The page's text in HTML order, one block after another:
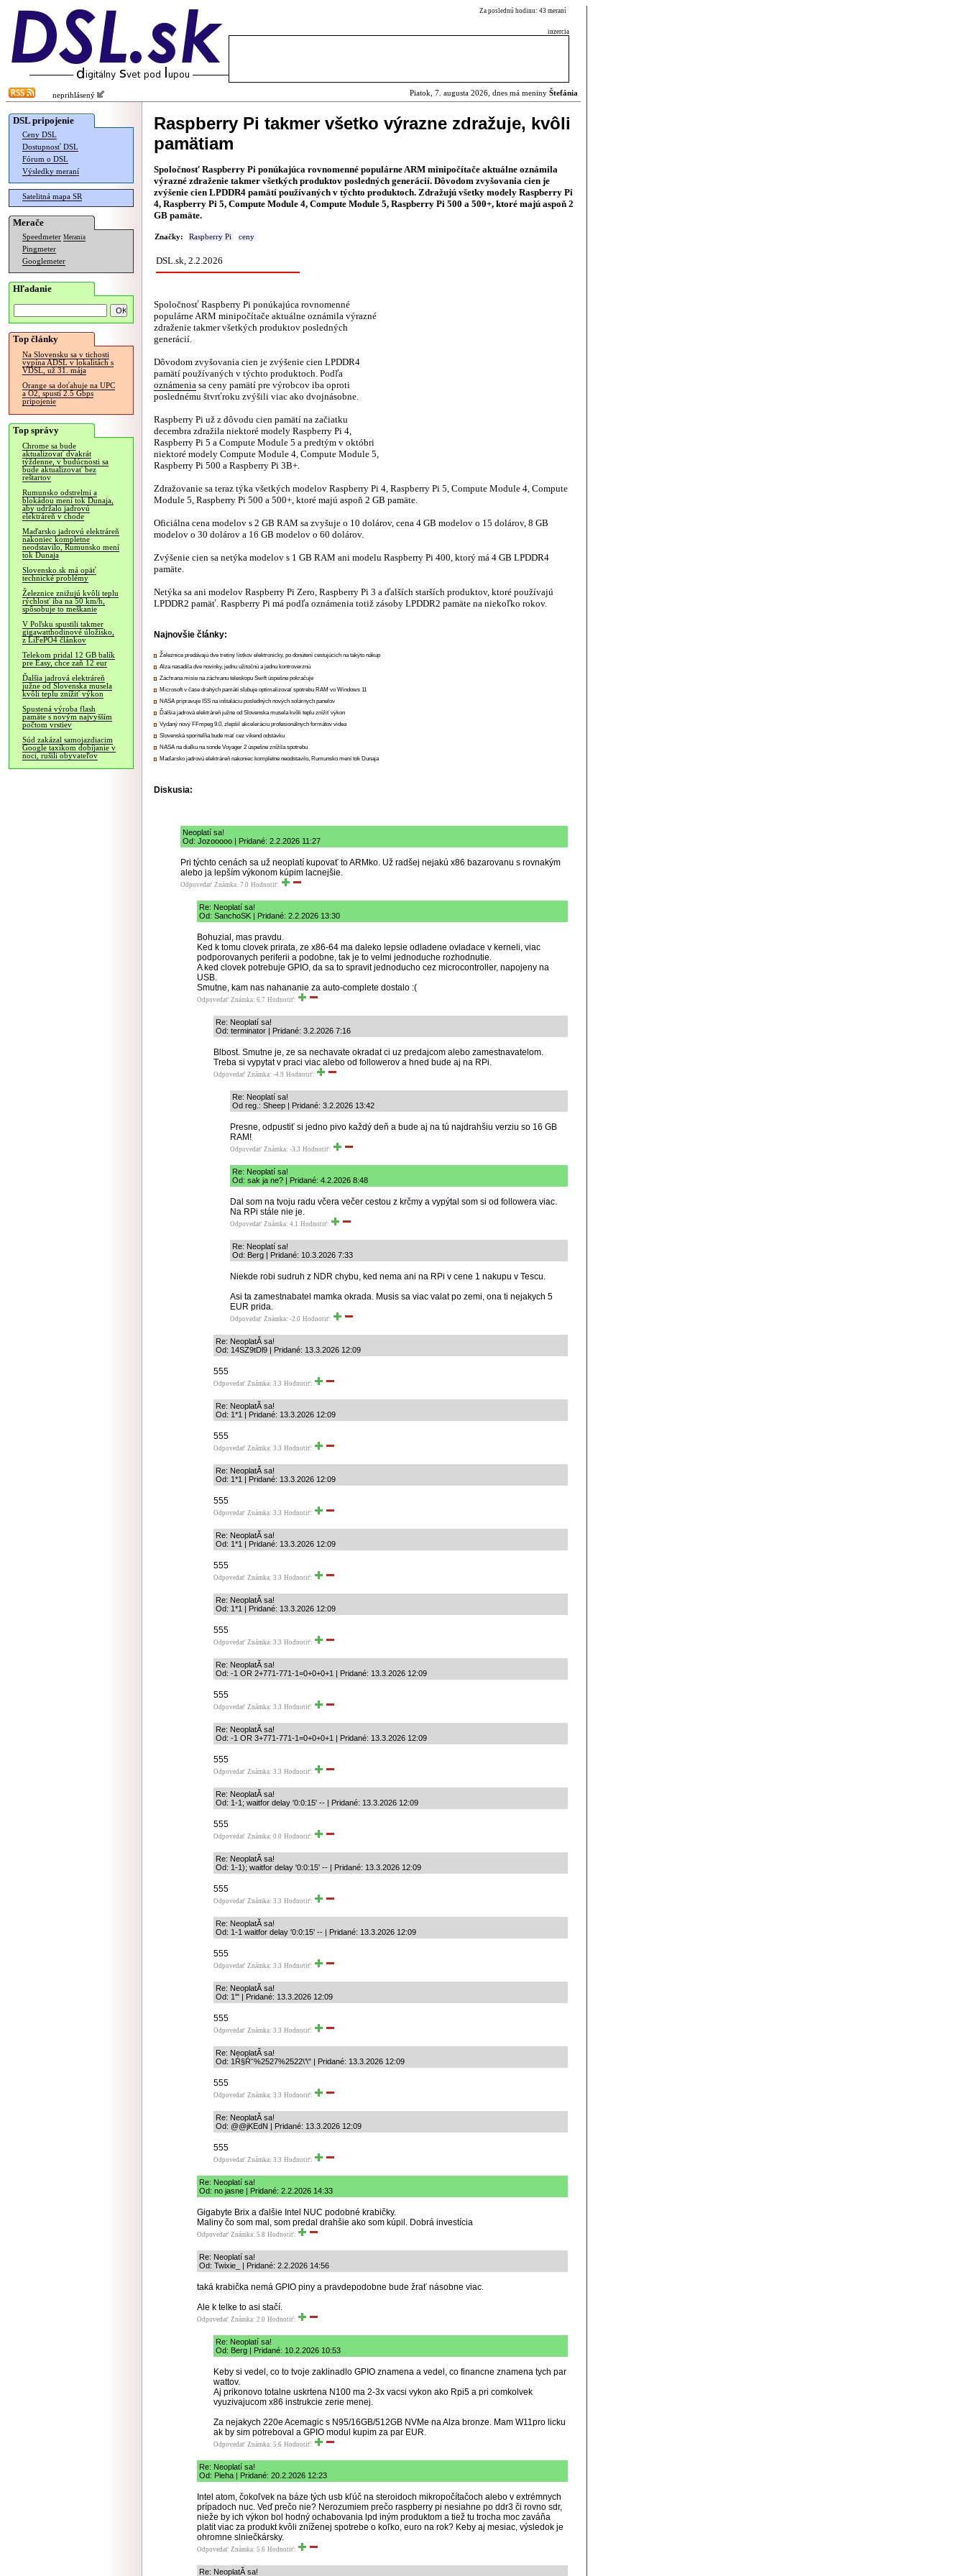
Za poslednú hodinu: 43 meraní
inzercia
neprihlásený Piatok, 7. augusta 2026, dnes má meniny Štefánia
DSL pripojenie
Ceny DSL
Dostupnosť DSL
Fórum o DSL
Výsledky meraní
Satelitná mapa SR
Merače
Speedmeter Merania
Pingmeter
Googlemeter
Hľadanie
Top články
Na Slovensku sa v tichosti
vypína ADSL v lokalitách s
VDSL, už 31. mája
Orange sa doťahuje na UPC
a O2, spustí 2.5 Gbps
pripojenie
Top správy
Chrome sa bude
aktualizovať dvakrát
týždenne, v budúcnosti sa
bude aktualizovať bez
reštartov
Rumunsko odstrelmi a
blokádou mení tok Dunaja,
aby udržalo jadrovú
elektráreň v chode
Maďarsko jadrovú elektráreň
nakoniec kompletne
neodstavilo, Rumunsko mení
tok Dunaja
Slovensko.sk má opäť
technické problémy
Železnice znižujú kvôli teplu
rýchlosť iba na 50 km/h,
spôsobuje to meškanie
V Poľsku spustili takmer
gigawatthodinové úložisko,
z LiFePO4 článkov
Telekom pridal 12 GB balík
pre Easy, chce zaň 12 eur
Ďalšia jadrová elektráreň
južne od Slovenska musela
kvôli teplu znížiť výkon
Spustená výroba flash
pamäte s novým najvyšším
počtom vrstiev
Súd zakázal samojazdiacim
Google taxíkom dobíjanie v
noci, rušili obyvateľov
Raspberry Pi takmer všetko výrazne zdražuje, kvôli
pamätiam
Spoločnosť Raspberry Pi ponúkajúca rovnomenné populárne ARM minipočítače aktuálne oznámila
výrazné zdraženie takmer všetkých produktov posledných generácií. Dôvodom zvyšovania cien je
zvýšenie cien LPDDR4 pamätí používaných v týchto produktoch. Zdražujú všetky modely Raspberry Pi
4, Raspberry Pi 5, Compute Module 4, Compute Module 5, Raspberry Pi 500 a 500+, ktoré majú aspoň 2
GB pamäte.
Značky: Raspberry Pi ceny
DSL.sk, 2.2.2026
Spoločnosť Raspberry Pi ponúkajúca rovnomenné
populárne ARM minipočítače aktuálne oznámila výrazné
zdraženie takmer všetkých produktov posledných
generácií.
Dôvodom zvyšovania cien je zvýšenie cien LPDDR4
pamätí používaných v týchto produktoch. Podľa
oznámenia sa ceny pamätí pre výrobcov iba oproti
poslednému štvrťroku zvýšili viac ako dvojnásobne.
Raspberry Pi už z dôvodu cien pamätí na začiatku
decembra zdražila niektoré modely Raspberry Pi 4,
Raspberry Pi 5 a Compute Module 5 a predtým v októbri
niektoré modely Compute Module 4, Compute Module 5,
Raspberry Pi 500 a Raspberry Pi 3B+.
Zdražovanie sa teraz týka všetkých modelov Raspberry Pi 4, Raspberry Pi 5, Compute Module 4, Compute
Module 5, Raspberry Pi 500 a 500+, ktoré majú aspoň 2 GB pamäte.
Oficiálna cena modelov s 2 GB RAM sa zvyšuje o 10 dolárov, cena 4 GB modelov o 15 dolárov, 8 GB
modelov o 30 dolárov a 16 GB modelov o 60 dolárov.
Zvýšenie cien sa netýka modelov s 1 GB RAM ani modelu Raspberry Pi 400, ktorý má 4 GB LPDDR4
pamäte.
Netýka sa ani modelov Raspberry Pi Zero, Raspberry Pi 3 a ďalších starších produktov, ktoré používajú
LPDDR2 pamäť. Raspberry Pi má podľa oznámenia totiž zásoby LPDDR2 pamäte na niekoľko rokov.
Najnovšie články:
Železnice predávajú dve tretiny lístkov elektronicky, po donútení cestujúcich na takýto nákup
Alza nasadila dve novinky, jednu užitočnú a jednu kontroverznú
Záchrana misie na záchranu teleskopu Swift úspešne pokračuje
Microsoft v čase drahých pamätí sľubuje optimalizovať spotrebu RAM vo Windows 11
NASA pripravuje ISS na inštaláciu posledných nových solárnych panelov
Ďalšia jadrová elektráreň južne od Slovenska musela kvôli teplu znížiť výkon
Vydaný nový FFmpeg 9.0, zlepšil akceleráciu profesionálnych formátov videa
Slovenská sporiteľňa bude mať cez víkend odstávku
NASA na diaľku na sonde Voyager 2 úspešne znížila spotrebu
Maďarsko jadrovú elektráreň nakoniec kompletne neodstavilo, Rumunsko mení tok Dunaja
Diskusia:
Neoplatí sa!
Od: Jozooooo | Pridané: 2.2.2026 11:27
Pri týchto cenách sa už neoplatí kupovať to ARMko. Už radšej nejakú x86 bazarovanu s rovnakým
alebo ja lepším výkonom kúpim lacnejšie.
Odpovedať Známka: 7.0 Hodnotiť:
Re: Neoplatí sa!
Od: SanchoSK | Pridané: 2.2.2026 13:30
Bohuzial, mas pravdu.
Ked k tomu clovek prirata, ze x86-64 ma daleko lepsie odladene ovladace v kerneli, viac
podporovanych periferii a podobne, tak je to velmi jednoduche rozhodnutie.
A ked clovek potrebuje GPIO, da sa to spravit jednoducho cez microcontroller, napojeny na
USB.
Smutne, kam nas nahananie za auto-complete dostalo :(
Odpovedať Známka: 6.7 Hodnotiť:
Re: Neoplatí sa!
Od: terminator | Pridané: 3.2.2026 7:16
Blbost. Smutne je, ze sa nechavate okradat ci uz predajcom alebo zamestnavatelom.
Treba si vypytat v praci viac alebo od followerov a hned bude aj na RPi.
Odpovedať Známka: -4.9 Hodnotiť:
Re: Neoplatí sa!
Od reg.: Sheep | Pridané: 3.2.2026 13:42
Presne, odpustiť si jedno pivo každý deň a bude aj na tú najdrahšiu verziu so 16 GB
RAM!
Odpovedať Známka: -3.3 Hodnotiť:
Re: Neoplatí sa!
Od: sak ja ne? | Pridané: 4.2.2026 8:48
Dal som na tvoju radu včera večer cestou z krčmy a vypýtal som si od followera viac.
Na RPi stále nie je.
Odpovedať Známka: 4.1 Hodnotiť:
Re: Neoplatí sa!
Od: Berg | Pridané: 10.3.2026 7:33
Niekde robi sudruh z NDR chybu, ked nema ani na RPi v cene 1 nakupu v Tescu.
Asi ta zamestnabatel mamka okrada. Musis sa viac valat po zemi, ona ti nejakych 5
EUR prida.
Odpovedať Známka: -2.0 Hodnotiť:
Re: NeoplatĂ­ sa!
Od: 14SZ9tDl9 | Pridané: 13.3.2026 12:09
555
Odpovedať Známka: 3.3 Hodnotiť:
Re: NeoplatĂ­ sa!
Od: 1*1 | Pridané: 13.3.2026 12:09
555
Odpovedať Známka: 3.3 Hodnotiť:
Re: NeoplatĂ­ sa!
Od: 1*1 | Pridané: 13.3.2026 12:09
555
Odpovedať Známka: 3.3 Hodnotiť:
Re: NeoplatĂ­ sa!
Od: 1*1 | Pridané: 13.3.2026 12:09
555
Odpovedať Známka: 3.3 Hodnotiť:
Re: NeoplatĂ­ sa!
Od: 1*1 | Pridané: 13.3.2026 12:09
555
Odpovedať Známka: 3.3 Hodnotiť:
Re: NeoplatĂ­ sa!
Od: -1 OR 2+771-771-1=0+0+0+1 | Pridané: 13.3.2026 12:09
555
Odpovedať Známka: 3.3 Hodnotiť:
Re: NeoplatĂ­ sa!
Od: -1 OR 3+771-771-1=0+0+0+1 | Pridané: 13.3.2026 12:09
555
Odpovedať Známka: 3.3 Hodnotiť:
Re: NeoplatĂ­ sa!
Od: 1-1; waitfor delay '0:0:15' -- | Pridané: 13.3.2026 12:09
555
Odpovedať Známka: 0.0 Hodnotiť:
Re: NeoplatĂ­ sa!
Od: 1-1); waitfor delay '0:0:15' -- | Pridané: 13.3.2026 12:09
555
Odpovedať Známka: 3.3 Hodnotiť:
Re: NeoplatĂ­ sa!
Od: 1-1 waitfor delay '0:0:15' -- | Pridané: 13.3.2026 12:09
555
Odpovedať Známka: 3.3 Hodnotiť:
Re: NeoplatĂ­ sa!
Od: 1'" | Pridané: 13.3.2026 12:09
555
Odpovedať Známka: 3.3 Hodnotiť:
Re: NeoplatĂ­ sa!
Od: 1Ŕ§Ŕ˘%2527%2522\'\" | Pridané: 13.3.2026 12:09
555
Odpovedať Známka: 3.3 Hodnotiť:
Re: NeoplatĂ­ sa!
Od: @@jKEdN | Pridané: 13.3.2026 12:09
555
Odpovedať Známka: 3.3 Hodnotiť:
Re: Neoplatí sa!
Od: no jasne | Pridané: 2.2.2026 14:33
Gigabyte Brix a ďalšie Intel NUC podobné krabičky.
Maliny čo som mal, som predal drahšie ako som kúpil. Dobrá investícia
Odpovedať Známka: 5.8 Hodnotiť:
Re: Neoplatí sa!
Od: Twixie_ | Pridané: 2.2.2026 14:56
taká krabička nemá GPIO piny a pravdepodobne bude žrať násobne viac.
Ale k telke to asi stačí.
Odpovedať Známka: 2.0 Hodnotiť:
Re: Neoplatí sa!
Od: Berg | Pridané: 10.2.2026 10:53
Keby si vedel, co to tvoje zaklinadlo GPIO znamena a vedel, co financne znamena tych par
wattov.
Aj prikonovo totalne uskrtena N100 ma 2-3x vacsi vykon ako Rpi5 a pri comkolvek
vyuzivajucom x86 instrukcie zerie menej.
Za nejakych 220e Acemagic s N95/16GB/512GB NVMe na Alza bronze. Mam W11pro licku
ak by sim potreboval a GPIO modul kupim za par EUR.
Odpovedať Známka: 5.6 Hodnotiť:
Re: Neoplatí sa!
Od: Pieha | Pridané: 20.2.2026 12:23
Intel atom, čokoľvek na báze tých usb kľúč na steroidoch mikropočítačoch alebo v extrémnych
prípadoch nuc. Veď prečo nie? Nerozumiem prečo raspberry pi nesiahne po ddr3 či rovno sdr,
nieže by ich výkon bol hodný ochabovania lpd iným produktom a tiež tu trocha moc zaváňa
platit viac za produkt kvôli zníženej spotrebe o koľko, euro na rok? Keby aj mesiac, výsledok je
ohromne slniečkársky.
Odpovedať Známka: 5.6 Hodnotiť:
Re: NeoplatĂ­ sa!